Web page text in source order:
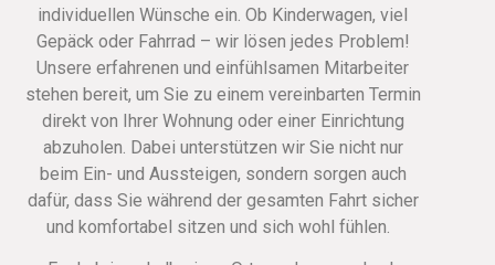
individuellen Wünsche ein. Ob Kinderwagen, viel
Gepäck oder Fahrrad – wir lösen jedes Problem!
Unsere erfahrenen und einfühlsamen Mitarbeiter
stehen bereit, um Sie zu einem vereinbarten Termin
direkt von Ihrer Wohnung oder einer Einrichtung
abzuholen. Dabei unterstützen wir Sie nicht nur
beim Ein- und Aussteigen, sondern sorgen auch
dafür, dass Sie während der gesamten Fahrt sicher
und komfortabel sitzen und sich wohl fühlen.